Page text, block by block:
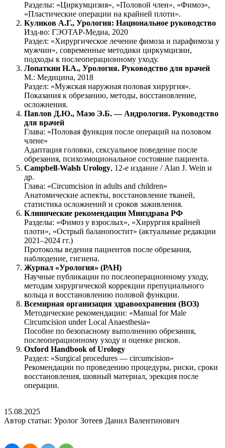
Разделы: «Циркумцизия», «Половой член», «Фимоз»,
«Пластические операции на крайней плоти».
Куликов А.Г., Урология: Национальное руководство
Изд-во: ГЭОТАР-Медиа, 2020
Раздел: «Хирургическое лечение фимоза и парафимоза у
мужчин», современные методики циркумцизии,
подходы к послеоперационному уходу.
Лопаткин Н.А., Урология. Руководство для врачей
М.: Медицина, 2018
Раздел: «Мужская наружная половая хирургия».
Показания к обрезанию, методы, восстановление,
осложнения.
Павлов Д.Ю., Мазо Э.Б. — Андрология. Руководство
для врачей
Глава: «Половая функция после операций на половом
члене»
Адаптация головки, сексуальное поведение после
обрезания, психоэмоциональное состояние пациента.
Campbell-Walsh Urology, 12-е издание / Alan J. Wein и
др.
Глава: «Circumcision in adults and children»
Анатомические аспекты, восстановление тканей,
статистика осложнений и сроков заживления.
Клинические рекомендации Минздрава РФ
Разделы: «Фимоз у взрослых», «Хирургия крайней
плоти», «Острый баланопостит» (актуальные редакции
2021–2024 гг.)
Протоколы ведения пациентов после обрезания,
наблюдение, гигиена.
Журнал «Урология» (РАН)
Научные публикации по послеоперационному уходу,
методам хирургической коррекции препуциального
кольца и восстановлению половой функции.
Всемирная организация здравоохранения (ВОЗ)
Методические рекомендации: «Manual for Male
Circumcision under Local Anaesthesia»
Пособие по безопасному выполнению обрезания,
послеоперационному уходу и оценке рисков.
Oxford Handbook of Urology
Раздел: «Surgical procedures — circumcision»
Рекомендации по проведению процедуры, риски, сроки
восстановления, шовный материал, эрекция после
операции.
15.08.2025
Автор статьи: Уролог Зотеев Данил Валентинович